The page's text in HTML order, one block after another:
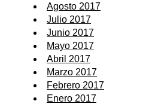
Agosto 2017
Julio 2017
Junio 2017
Mayo 2017
Abril 2017
Marzo 2017
Febrero 2017
Enero 2017